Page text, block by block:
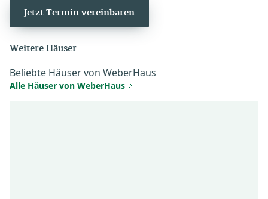
Jetzt Termin vereinbaren
Weitere Häuser
Beliebte Häuser von WeberHaus
Alle Häuser von WeberHaus